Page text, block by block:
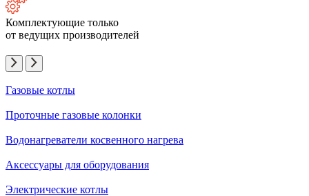
Комплектующие только
от ведущих производителей
Газовые котлы
Проточные газовые колонки
Водонагреватели косвенного нагрева
Аксессуары для оборудования
Электрические котлы